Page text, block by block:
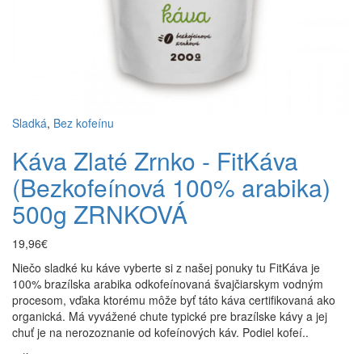
Sladká, Bez kofeínu
Káva Zlaté Zrnko - FitKáva
(Bezkofeínová 100% arabika)
500g ZRNKOVÁ
19,96€
Niečo sladké ku káve vyberte si z našej ponuky tu FitKáva je
100% brazílska arabika odkofeínovaná švajčiarskym vodným
procesom, vďaka ktorému môže byť táto káva certifikovaná ako
organická. Má vyvážené chute typické pre brazílske kávy a jej
chuť je na nerozoznanie od kofeínových káv. Podiel kofeí..